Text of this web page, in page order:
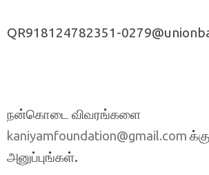
QR918124782351-
நன்கொடை விவரங்களை
kaniyamfoundation@gmail.com
அனுப்புங்கள்.